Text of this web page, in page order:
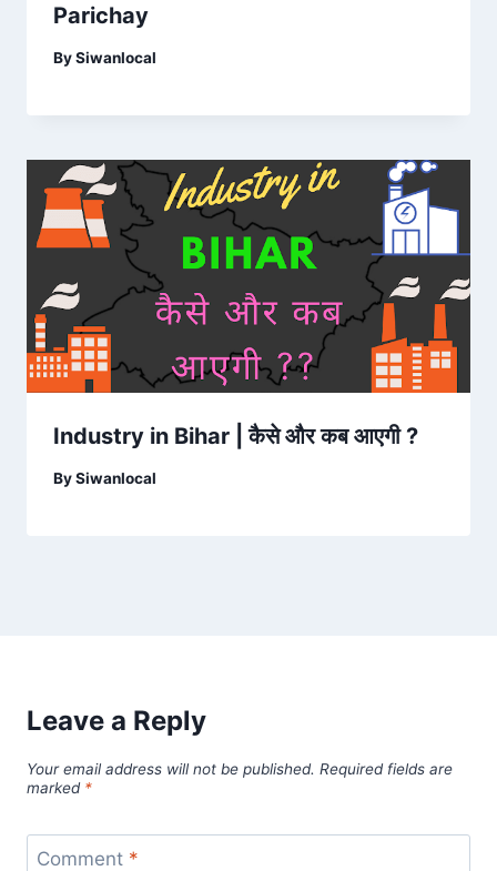
Parichay
BySiwanlocal
Industry in Bihar | कैसे और कब आएगी ?
BySiwanlocal
Leave a Reply
Your email address will not be published. Required fields are
marked *
Comment *